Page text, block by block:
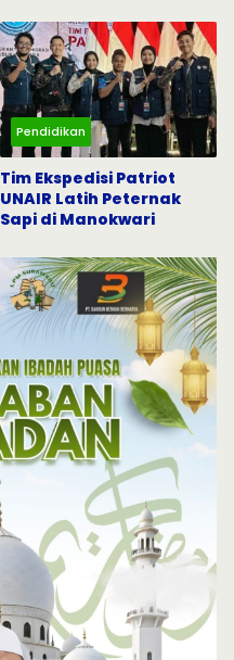
Pendidikan
Tim Ekspedisi Patriot
UNAIR Latih Peternak
Sapi di Manokwari